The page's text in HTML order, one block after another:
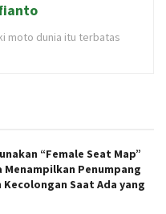
moto dunia itu terbatas
“Female Seat Map”
Menampilkan Penumpang
Saat Ada yang